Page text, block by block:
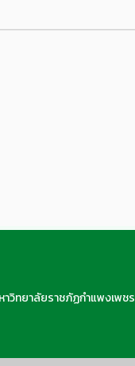
าวิทยาลัยราชภัฏกำแพงเพชร